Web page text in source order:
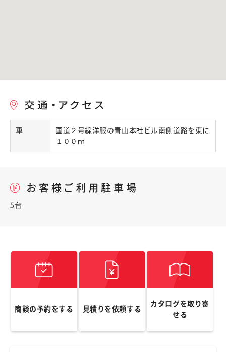
車
国道２号線洋服の青山本社ビル南側道路を東に
１００ｍ
5台
商談の予約をする 見積りを依頼する
カタログを取り寄
せる